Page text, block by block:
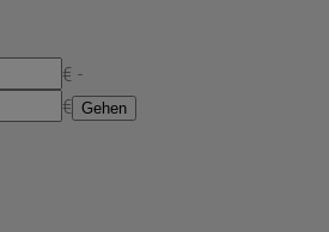
€ -
€ Gehen